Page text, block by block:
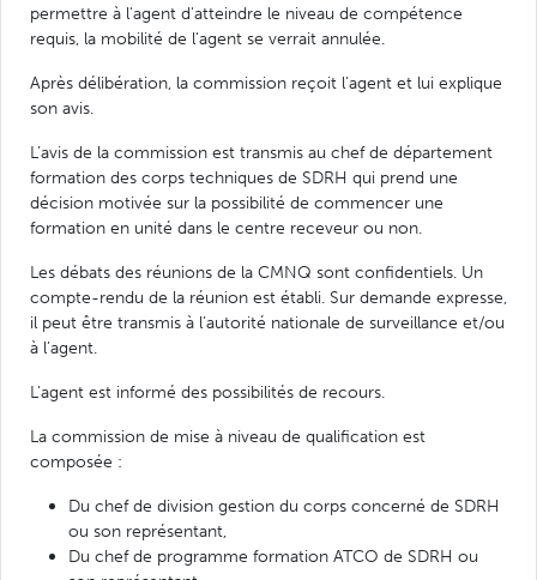
permettre à l'agent d'atteindre le niveau de compétence
requis, la mobilité de l'agent se verrait annulée.
Après délibération, la commission reçoit l’agent et lui explique
son avis.
L’avis de la commission est transmis au chef de département
formation des corps techniques de SDRH qui prend une
décision motivée sur la possibilité de commencer une
formation en unité dans le centre receveur ou non.
Les débats des réunions de la CMNQ sont confidentiels. Un
compte-rendu de la réunion est établi. Sur demande expresse,
il peut être transmis à l’autorité nationale de surveillance et/ou
à l’agent.
L’agent est informé des possibilités de recours.
La commission de mise à niveau de qualification est
composée :
Du chef de division gestion du corps concerné de SDRH
ou son représentant,
Du chef de programme formation ATCO de SDRH ou